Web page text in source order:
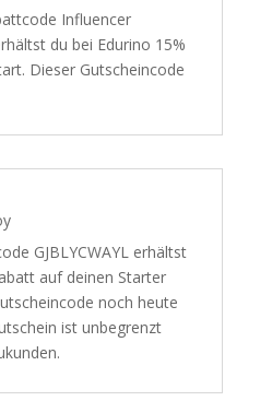
Influencer
du bei Edurino 15%
Dieser Gutscheincode
GJBLYCWAYL erhältst
auf deinen Starter
noch heute
ist unbegrenzt